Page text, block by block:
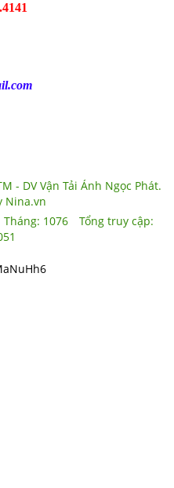
- DV Vận Tải Ánh Ngọc Phát.
Nina.vn
Tháng: 1076
Tổng truy cập: